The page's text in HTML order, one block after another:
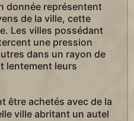
donnée représentent
de la ville, cette
Les villes possédant
une pression
dans un rayon de
lentement leurs
être achetés avec de la
ville abritant un autel